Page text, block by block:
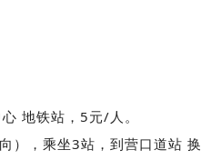
地铁站，5元/人。
），乘坐3站，到营口道站 换